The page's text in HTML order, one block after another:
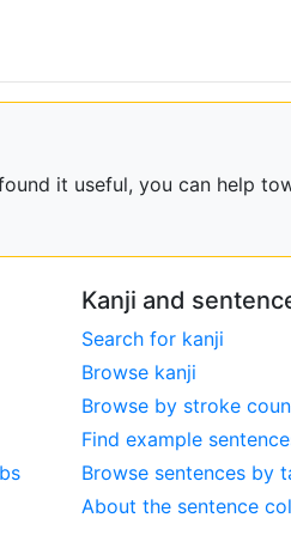
it useful, you can help
Kanji and
Search for kanji
Browse kanji
Browse by stroke
Find example
Browse sentences by
About the sentence